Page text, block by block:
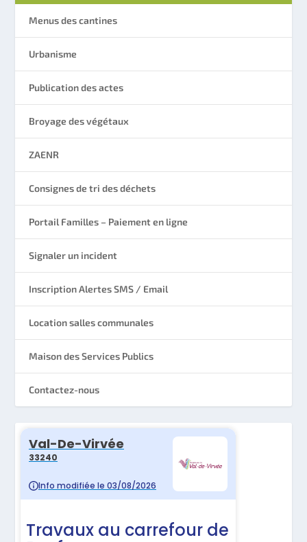
Menus des cantines
Urbanisme
Publication des actes
Broyage des végétaux
ZAENR
Consignes de tri des déchets
Portail Familles – Paiement en ligne
Signaler un incident
Inscription Alertes SMS / Email
Location salles communales
Maison des Services Publics
Contactez-nous